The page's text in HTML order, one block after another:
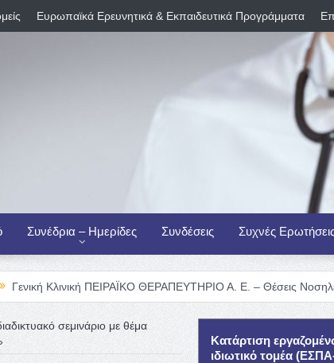
Ευρωπαϊκά Ερευνητικά & Εκπαιδευτικά Προγράμματα
Συνέδρια – Ημερίδες Συνδέσεις Συχνές
ΠΕΙΡΑΪΚΟ ΘΕΡΑΠΕΥΤΗΡΙΟ Α. Ε. – Θέσεις Νοσηλευτικού
σεμινάριο με θέμα
Κατάρτιση
ιδιωτικό τομέα